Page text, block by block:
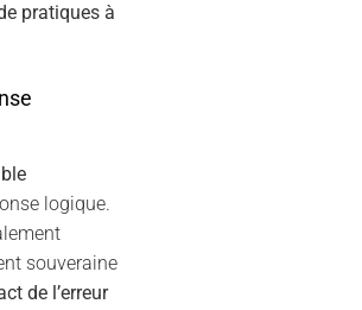
pratiques à
logique.
souveraine
de l’erreur